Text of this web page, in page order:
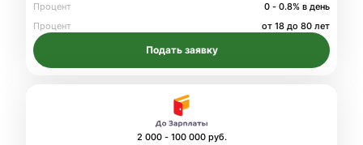
Процент
0 - 0.8% в день
Процент
от 18 до 80 лет
Подать заявку
2 000 - 100 000 руб.